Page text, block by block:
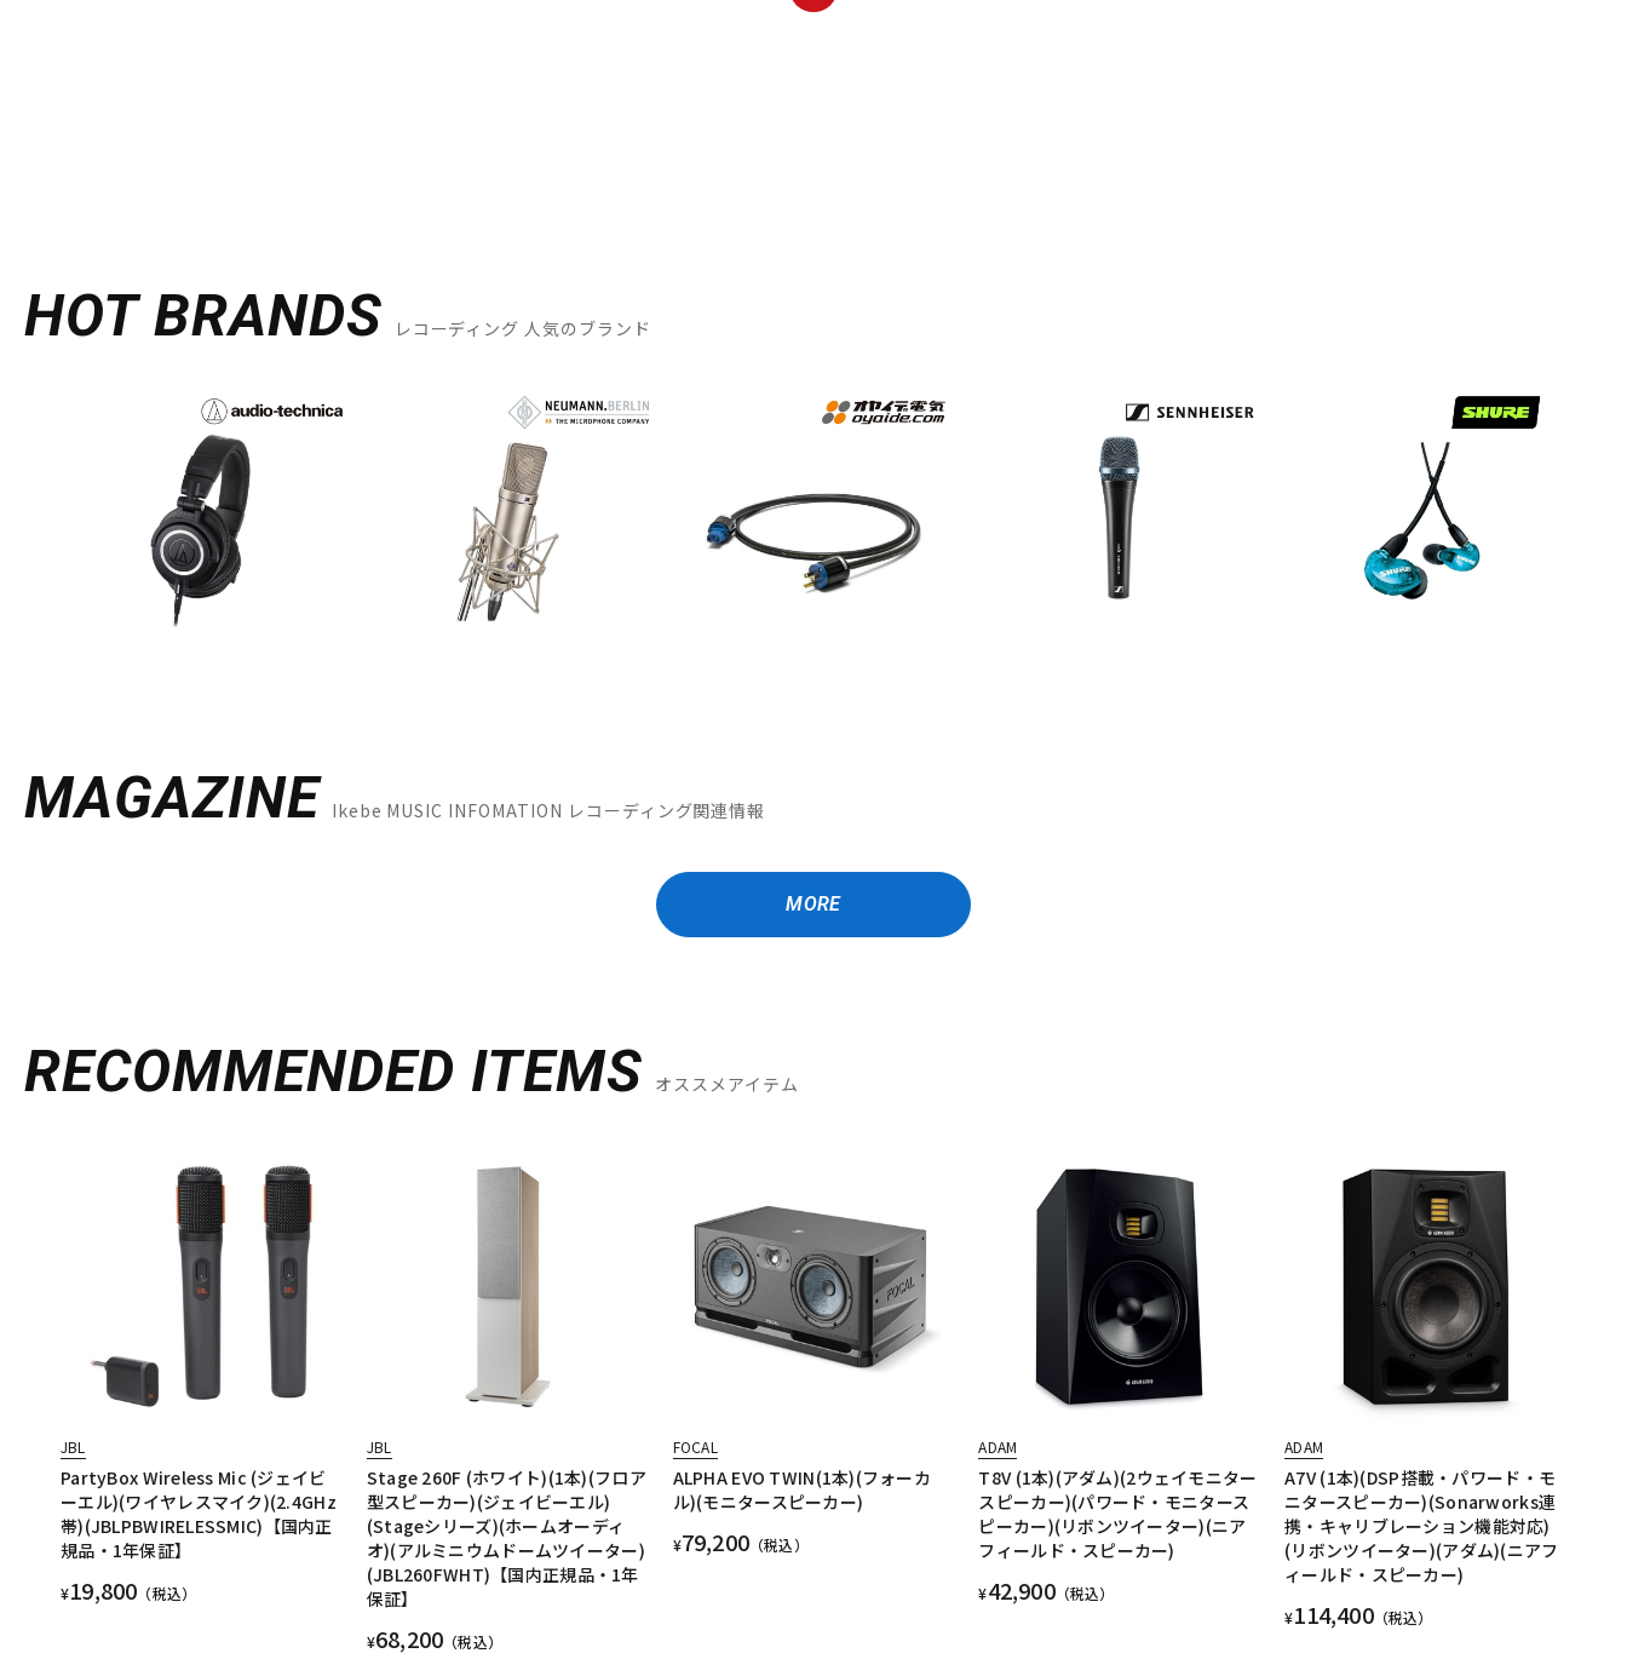
HOT BRANDS レコーディング 人気のブランド
MAGAZINE Ikebe MUSIC INFOMATION レコーディング関連情報
MORE
RECOMMENDED ITEMS オススメアイテム
JBL
PartyBox Wireless Mic (ジェイビ
ーエル)(ワイヤレスマイク)(2.4GHz
帯)(JBLPBWIRELESSMIC)【国内正
規品・1年保証】
¥19,800 （税込）
JBL
Stage 260F (ホワイト)(1本)(フロア
型スピーカー)(ジェイビーエル)
(Stageシリーズ)(ホームオーディ
オ)(アルミニウムドームツイーター)
(JBL260FWHT)【国内正規品・1年
保証】
¥68,200 （税込）
FOCAL
ALPHA EVO TWIN(1本)(フォーカ
ル)(モニタースピーカー)
¥79,200 （税込）
ADAM
T8V (1本)(アダム)(2ウェイモニター
スピーカー)(パワード・モニタース
ピーカー)(リボンツイーター)(ニア
フィールド・スピーカー)
¥42,900（税込）
ADAM
A7V (1本)(DSP搭載・パワード・モ
ニタースピーカー)(Sonarworks連
携・キャリブレーション機能対応)
(リボンツイーター)(アダム)(ニアフ
ィールド・スピーカー)
¥114,400（税込）